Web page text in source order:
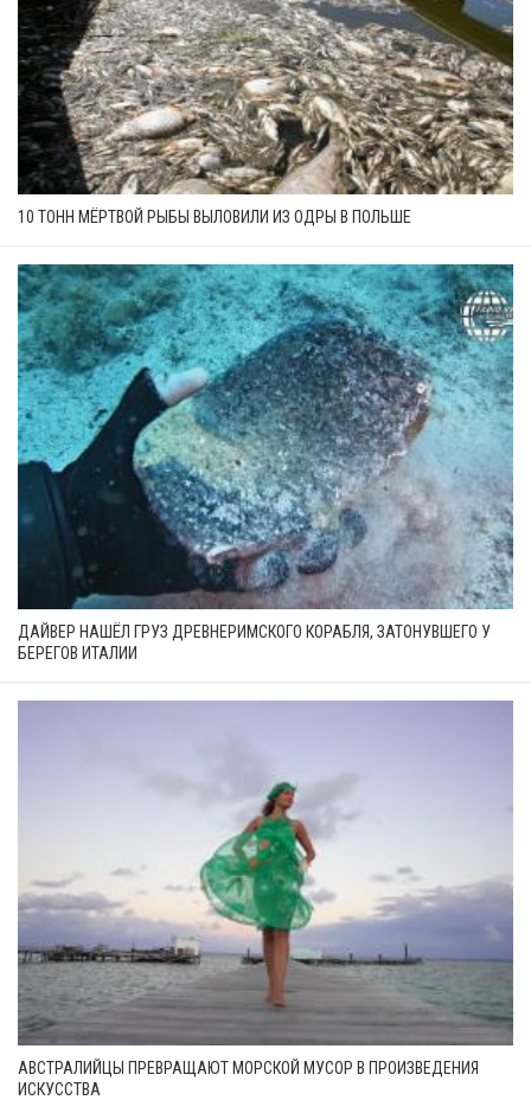
10 ТОНН МЁРТВОЙ РЫБЫ ВЫЛОВИЛИ ИЗ ОДРЫ В ПОЛЬШЕ
ДАЙВЕР НАШЁЛ ГРУЗ ДРЕВНЕРИМСКОГО КОРАБЛЯ, ЗАТОНУВШЕГО У
БЕРЕГОВ ИТАЛИИ
АВСТРАЛИЙЦЫ ПРЕВРАЩАЮТ МОРСКОЙ МУСОР В ПРОИЗВЕДЕНИЯ
ИСКУССТВА